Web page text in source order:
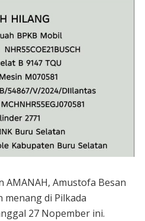
AMANAH, Amustofa Besan
menang di Pilkada
27 Nopember ini.